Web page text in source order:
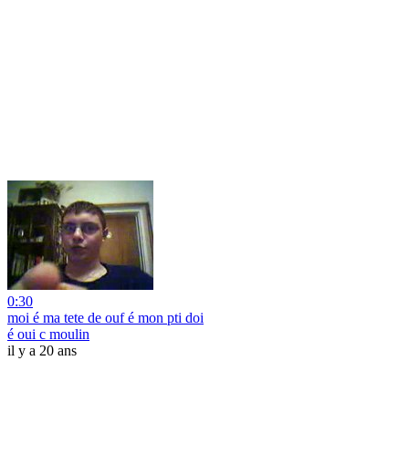
0:30
moi é ma tete de ouf é mon pti doi
é oui c moulin
il y a 20 ans